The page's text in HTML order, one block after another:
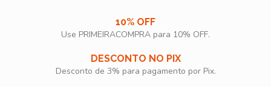
10% OFF
Use PRIMEIRACOMPRA para 10% OFF.​
DESCONTO NO PIX
Desconto de 3% para pagamento por Pix.